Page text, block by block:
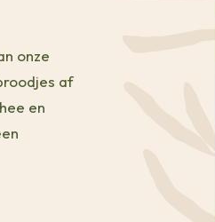
onze
af
en